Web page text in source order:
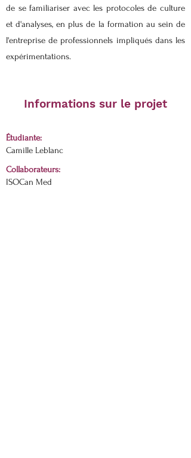
de se familiariser avec les protocoles de culture
et d'analyses, en plus de la formation au sein de
l'entreprise de professionnels impliqués dans les
expérimentations.
Informations sur le projet
Étudiante:
Camille Leblanc
Collaborateurs:
ISOCan Med